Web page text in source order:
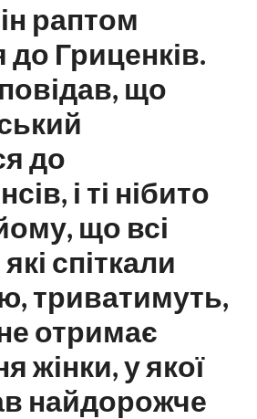
раптом
до Гриценків.
що
до
і ті нібито
що всі
спіткали
триватимуть,
отримає
жінки, у якої
найдорожче